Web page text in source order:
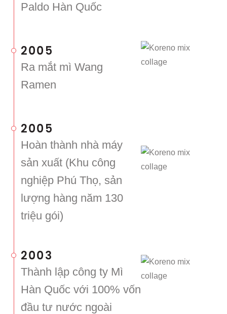
Paldo Hàn Quốc
2005
Ra mắt mì Wang
Ramen
2005
Hoàn thành nhà máy
sản xuất (Khu công
nghiệp Phú Thọ, sản
lượng hàng năm 130
triệu gói)
2003
Thành lập công ty Mì
Hàn Quốc với 100% vốn
đầu tư nước ngoài